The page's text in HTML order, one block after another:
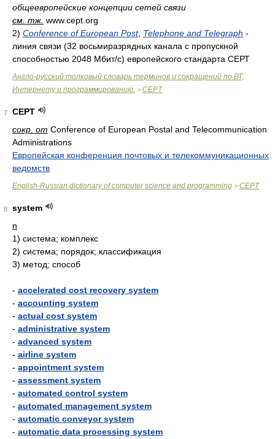
общеевропейские концепции сетей связи
см. тж. www.cept.org
2) Conference of European Post, Telephone and Telegraph -
линия связи (32 восьмиразрядных канала с пропускной
способностью 2048 Мбит/с) европейского стандарта СЕРТ
Англо-русский толковый словарь терминов и сокращений по ВТ,
Интернету и программированию. > CEPT
7
CEPT
сокр. от Conference of European Postal and Telecommunication
Administrations
Европейская конференция почтовых и телекоммуникационных
ведомств
English-Russian dictionary of computer science and programming > CEPT
8
system
n
1) система; комплекс
2) система; порядок; классификация
3) метод; способ
- accelerated cost recovery system
- accounting system
- actual cost system
- administrative system
- advanced system
- airline system
- appointment system
- assessment system
- automated control system
- automated management system
- automatic conveyor system
- automatic data processing system